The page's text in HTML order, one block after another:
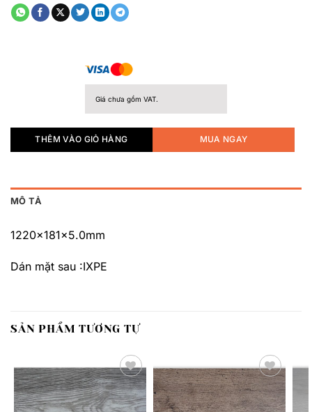
sao
Giá chưa gồm VAT.
THÊM VÀO GIỎ HÀNG MUA NGAY
MÔ TẢ
1220x181x5.0mm
Dán mặt sau :IXPE
SẢN PHẨM TƯƠNG TỰ
Thêm
yêu
thích
Thêm
yêu
thích